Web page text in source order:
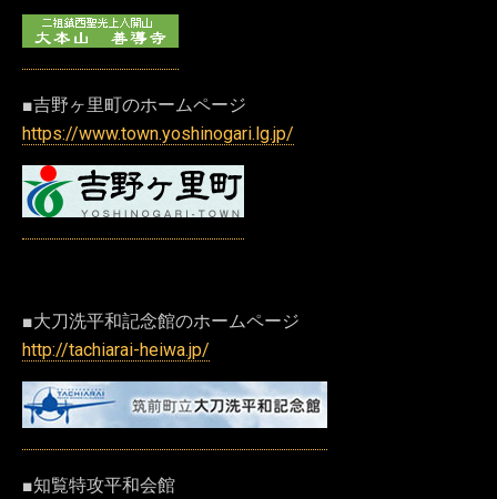
■吉野ヶ里町のホームページ
https://www.town.yoshinogari.lg.jp/
■大刀洗平和記念館のホームページ
http://tachiarai-heiwa.jp/
■知覧特攻平和会館